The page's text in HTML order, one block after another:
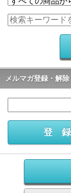
メルマガ登録・解除